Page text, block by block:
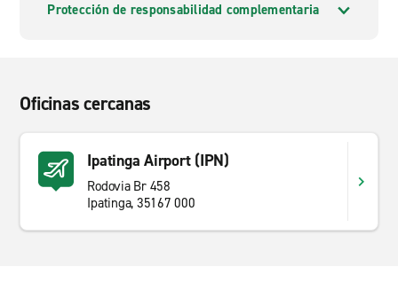
Protección de responsabilidad complementaria
Oficinas cercanas
Ipatinga Airport (IPN)
Rodovia Br 458
Ipatinga, 35167 000